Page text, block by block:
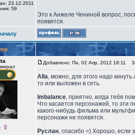
23.12.2011
59
Это к Анжеле Чениной вопрос,
появятся.
Добавлено: Пн, 02 Апр, 2012 18:11
Alla, можно, для этого надо кинуть
то или выложен в сеть.
Imbalance, приятно, когда тебя
Что касается персонажей, то эти
какого-нибудь фильма или
персонажи не появятся.
Руслан, спасибо =) Хорошо, если